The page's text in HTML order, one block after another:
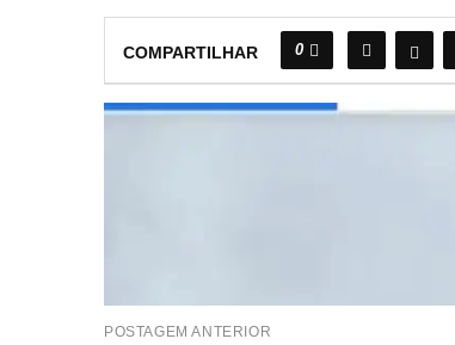
COMPARTILHAR 0
POSTAGEM ANTERIOR